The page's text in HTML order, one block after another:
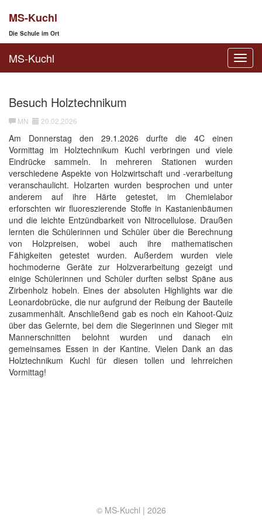
MS-Kuchl
Die Schule im Ort
MS-Kuchl
Besuch Holztechnikum
MN 20.02.2026
Am Donnerstag den 29.1.2026 durfte die 4C einen
Vormittag im Holztechnikum Kuchl verbringen und viele
Eindrücke sammeln. In mehreren Stationen wurden
verschiedene Aspekte von Holzwirtschaft und -verarbeitung
veranschaulicht. Holzarten wurden besprochen und unter
anderem auf ihre Härte getestet, im Chemielabor
erforschten wir fluoreszierende Stoffe in Kastanienbäumen
und die leichte Entzündbarkeit von Nitrocellulose. Draußen
lernten die Schülerinnen und Schüler über die Berechnung
von Holzpreisen, wobei auch ihre mathematischen
Fähigkeiten getestet wurden. Außerdem wurden viele
hochmoderne Geräte zur Holzverarbeitung gezeigt und
einige Schülerinnen und Schüler durften selbst Späne aus
Zirbenholz hobeln. Eines der absoluten Highlights war die
Leonardobrücke, die nur aufgrund der Reibung der Bauteile
zusammenhält. Anschließend gab es noch ein Kahoot-Quiz
über das Gelernte, bei dem die Siegerinnen und Sieger mit
Mannerschnitten belohnt wurden und danach ein
gemeinsames Essen in der Kantine. Vielen Dank an das
Holztechnikum Kuchl für diesen tollen und lehrreichen
Vormittag!
© MS-Kuchl | 2026